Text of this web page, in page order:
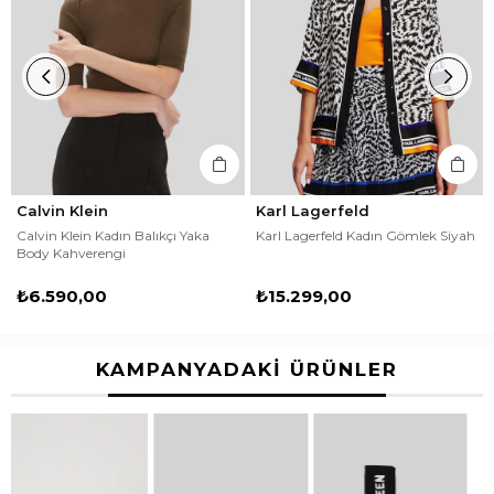
Calvin Klein
Calvin Klein Kadın Balıkçı Yaka
Body Kahverengi
₺6.590,00
Karl Lagerfeld
Karl Lagerfeld Kadın Gömlek Siyah
₺15.299,00
KAMPANYADAKİ ÜRÜNLER